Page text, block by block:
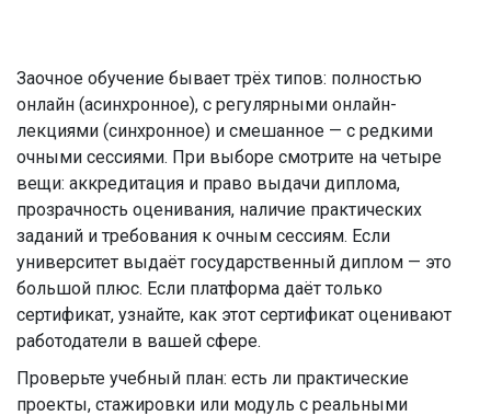
Заочное обучение бывает трёх типов: полностью
онлайн (асинхронное), с регулярными онлайн-
лекциями (синхронное) и смешанное — с редкими
очными сессиями. При выборе смотрите на четыре
вещи: аккредитация и право выдачи диплома,
прозрачность оценивания, наличие практических
заданий и требования к очным сессиям. Если
университет выдаёт государственный диплом — это
большой плюс. Если платформа даёт только
сертификат, узнайте, как этот сертификат оценивают
работодатели в вашей сфере.
Проверьте учебный план: есть ли практические
проекты, стажировки или модуль с реальными